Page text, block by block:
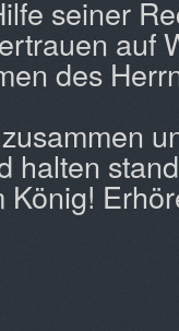
seiner
auf
des
halten